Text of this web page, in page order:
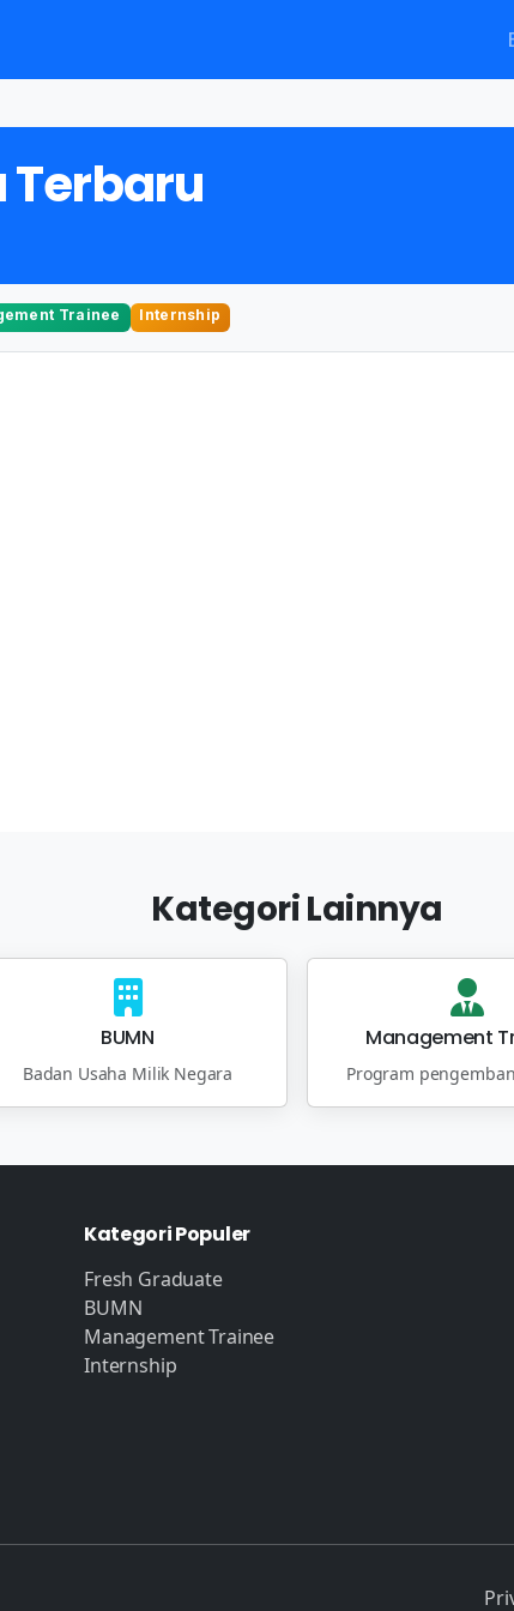
Terbaru
Trainee Internship
Kategori Lainnya
BUMN
Badan Usaha Milik Negara
Management
Program
Kategori Populer
Fresh Graduate
BUMN
Management Trainee
Internship